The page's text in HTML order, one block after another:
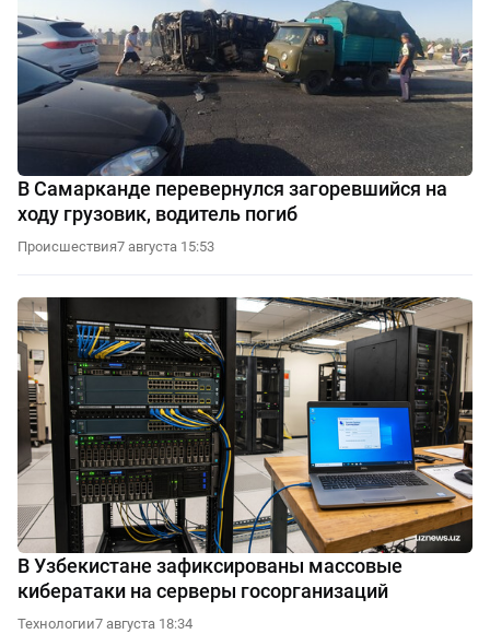
В Самарканде перевернулся загоревшийся на
ходу грузовик, водитель погиб
Происшествия7 августа 15:53
В Узбекистане зафиксированы массовые
кибератаки на серверы госорганизаций
Технологии7 августа 18:34